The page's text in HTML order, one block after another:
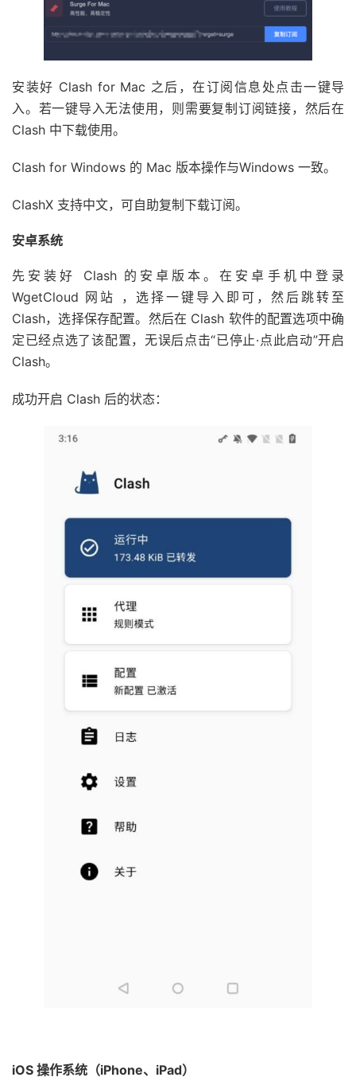
安装好 Clash for Mac 之后，在订阅信息处点击一键导
入。若一键导入无法使用，则需要复制订阅链接，然后在
Clash 中下载使用。
Clash for Windows 的 Mac 版本操作与Windows 一致。
ClashX 支持中文，可自助复制下载订阅。
安卓系统
先安装好 Clash 的安卓版本。在安卓手机中登录
WgetCloud 网站 ，选择一键导入即可，然后跳转至
Clash，选择保存配置。然后在 Clash 软件的配置选项中确
定已经点选了该配置，无误后点击“已停止·点此启动”开启
Clash。
成功开启 Clash 后的状态：
iOS 操作系统（iPhone、iPad）